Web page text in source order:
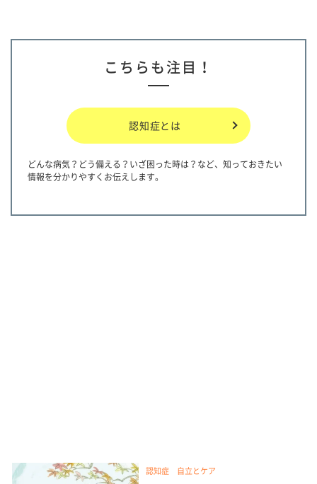
こちらも注目！
認知症とは
どんな病気？どう備える？いざ困った時は？など、知っておきたい
情報を分かりやすくお伝えします。
認知症 自立とケア